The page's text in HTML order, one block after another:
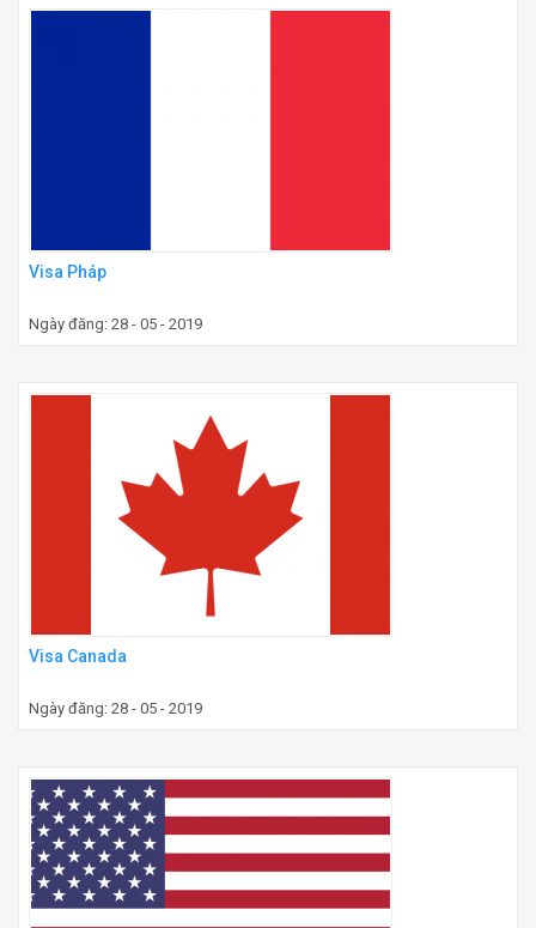
Visa Pháp
Ngày đăng: 28 - 05 - 2019
Visa Canada
Ngày đăng: 28 - 05 - 2019